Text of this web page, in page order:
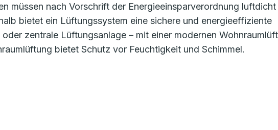
müssen nach Vorschrift der Energieeinsparverordnung luftdicht
bietet ein Lüftungssystem eine sichere und energieeffiziente
zentrale Lüftungsanlage – mit einer modernen
bietet Schutz vor Feuchtigkeit und Schimmel.